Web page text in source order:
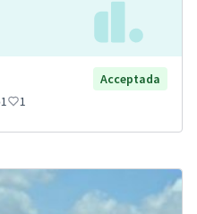
Acceptada
1 1